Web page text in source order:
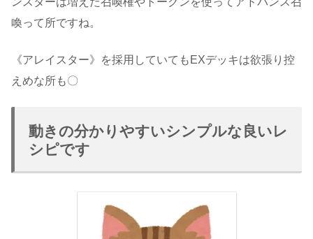
喚って所ですね。
《アレイスター》を採用していてもEXデッキは欲張り控
えめな所も〇
動きの分かりやすいシンプルな良いレ
シピです